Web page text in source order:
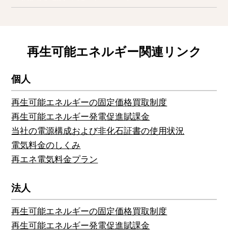
再生可能エネルギー関連リンク
個人
再生可能エネルギーの固定価格買取制度
再生可能エネルギー発電促進賦課金
当社の電源構成および非化石証書の使用状況
電気料金のしくみ
再エネ電気料金プラン
法人
再生可能エネルギーの固定価格買取制度
再生可能エネルギー発電促進賦課金